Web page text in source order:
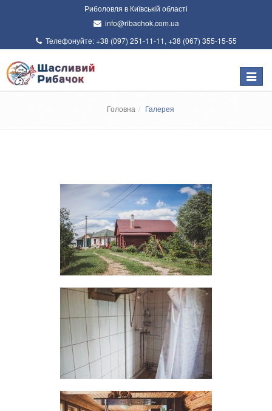
Риболовля в Київській області
info@ribachok.com.ua
Телефонуйте:+38 (097) 251-11-11, +38 (067) 355-15-55
Меню
Головна Галерея